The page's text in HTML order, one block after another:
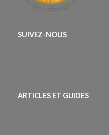
SUIVEZ-NOUS
ARTICLES ET GUIDES